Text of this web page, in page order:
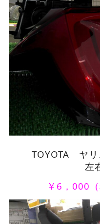
TOYOTA ヤリ
左
￥6，000